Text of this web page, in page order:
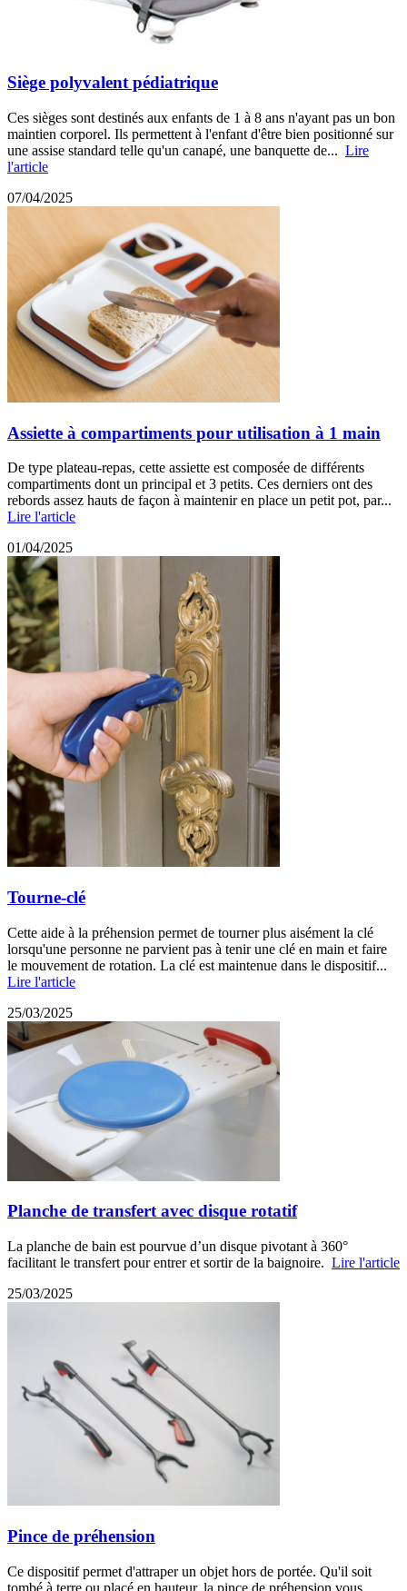
Siège polyvalent pédiatrique
Ces sièges sont destinés aux enfants de 1 à 8 ans n'ayant pas un bon
maintien corporel. Ils permettent à l'enfant d'être bien positionné sur
une assise standard telle qu'un canapé, une banquette de... Lire
l'article
07/04/2025
Assiette à compartiments pour utilisation à 1 main
De type plateau-repas, cette assiette est composée de différents
compartiments dont un principal et 3 petits. Ces derniers ont des
rebords assez hauts de façon à maintenir en place un petit pot, par...
Lire l'article
01/04/2025
Tourne-clé
Cette aide à la préhension permet de tourner plus aisément la clé
lorsqu'une personne ne parvient pas à tenir une clé en main et faire
le mouvement de rotation. La clé est maintenue dans le dispositif...
Lire l'article
25/03/2025
Planche de transfert avec disque rotatif
La planche de bain est pourvue d’un disque pivotant à 360°
facilitant le transfert pour entrer et sortir de la baignoire. Lire l'article
25/03/2025
Pince de préhension
Ce dispositif permet d'attraper un objet hors de portée. Qu'il soit
tombé à terre ou placé en hauteur, la pince de préhension vous